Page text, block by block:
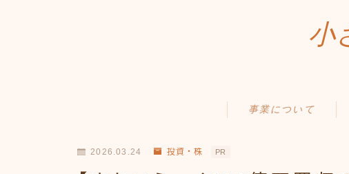
小
事業について
2026.03.24 投資・株 PR